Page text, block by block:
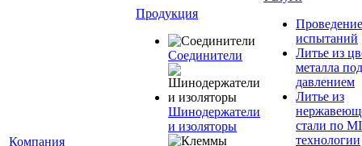
Компания
Продукция
Соединители
Шинодержатели
и изоляторы
Проведение
испытаний
Литье из
металла под
давлением
Литье из
стали по
технологии